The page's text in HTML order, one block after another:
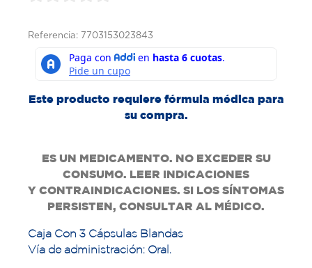
Referencia: 7703153023843
Este producto requiere fórmula médica para
su compra.
ES UN MEDICAMENTO. NO EXCEDER SU
CONSUMO. LEER INDICACIONES
Y CONTRAINDICACIONES. SI LOS SÍNTOMAS
PERSISTEN, CONSULTAR AL MÉDICO.
Caja Con 3 Cápsulas Blandas
Vía de administración: Oral.